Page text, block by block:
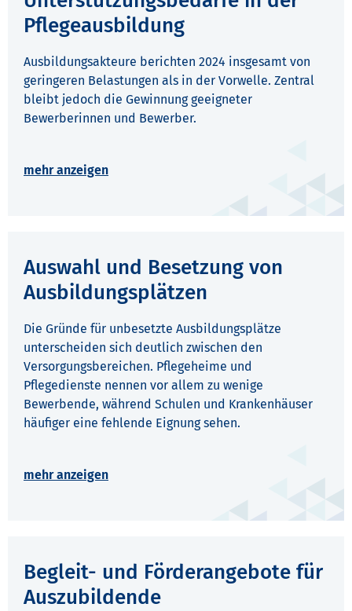
Pflegeausbildung
Ausbildungsakteure berichten 2024 insgesamt von
geringeren Belastungen als in der Vorwelle. Zentral
bleibt jedoch die Gewinnung geeigneter
Bewerberinnen und Bewerber.
Auswahl und Besetzung von
Ausbildungsplätzen
Die Gründe für unbesetzte Ausbildungsplätze
unterscheiden sich deutlich zwischen den
Versorgungsbereichen. Pflegeheime und
Pflegedienste nennen vor allem zu wenige
Bewerbende, während Schulen und Krankenhäuser
häufiger eine fehlende Eignung sehen.
Begleit- und Förderangebote für
Auszubildende